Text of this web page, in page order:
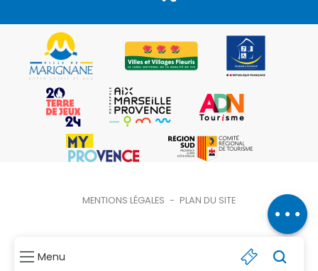
Menu
par email
MENTIONS LÉGALES - PLAN DU SITE